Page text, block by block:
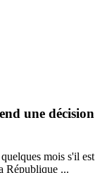
une décision
mois s'il est
République ...